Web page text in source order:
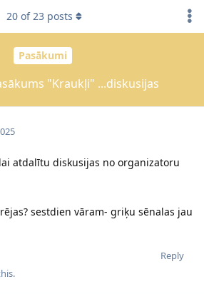
Pasākumi
"Kraukļi" ...diskusijas
20 of23 posts
atdalītu diskusijas no organizatoru
sestdien vāram- griķu sēnalas jau
Reply